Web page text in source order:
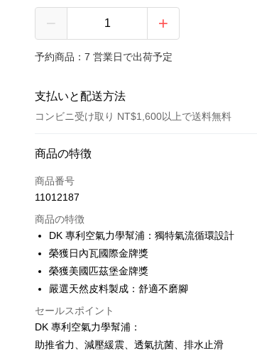
予約商品：7 営業日で出荷予定
支払いと配送方法
コンビニ受け取り NT$1,600以上で送料無料
お支払い方法
クレジットカード1回払い
LINE Pay
Apple Pay
JKOPAY
Easy Wallet
Google Pay
ATM払い
商品の特徴
商品番号
11012187
商品の特徴
DK 專利空氣力學幫浦：獨特氣流循環設計
榮獲日內瓦國際金牌獎
榮獲美國匹茲堡金牌獎
嚴選天然皮料製成：舒適不磨腳
セールスポイント
DK 專利空氣力學幫浦：
助推省力、減壓緩震、透氣抗菌、排水止滑